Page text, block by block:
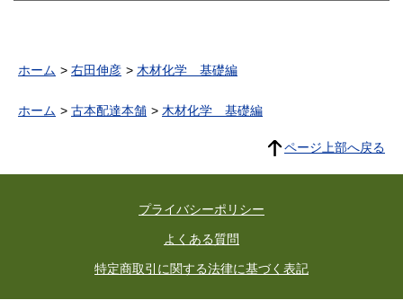
ホーム 右田伸彦 木材化学 基礎編
ホーム 古本配達本舗 木材化学 基礎編
ページ上部へ戻る
プライバシーポリシー
よくある質問
特定商取引に関する法律に基づく表記